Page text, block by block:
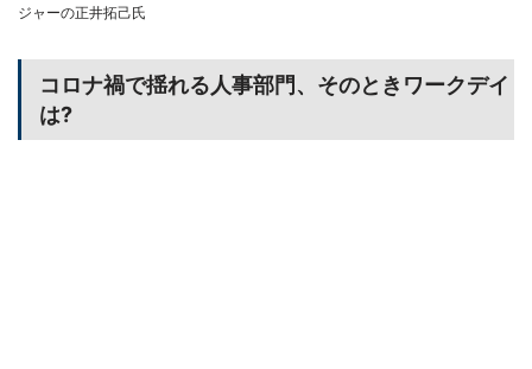
ジャーの正井拓己氏
コロナ禍で揺れる人事部門、そのときワークデイ
は?